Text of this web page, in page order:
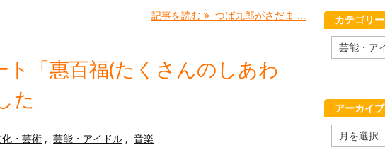
記事を読む
つば九郎がさだま ...
「惠百福(たくさんのしあわ
た
・芸術 , 芸能・アイドル , 音楽
カテゴリー
カ
テ
ー
アーカイブ
ー